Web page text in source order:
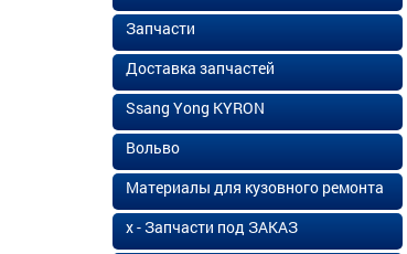
Запчасти
Доставка запчастей
Ssang Yong KYRON
Вольво
Материалы для кузовного ремонта
х - Запчасти под ЗАКАЗ